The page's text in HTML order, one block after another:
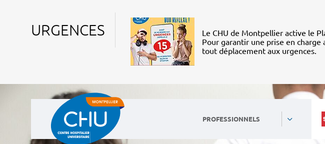
URGENCES
Le CHU de Montpellier active le
Pour garantir une prise en charge
tout déplacement aux urgences.
PROFESSIONNELS